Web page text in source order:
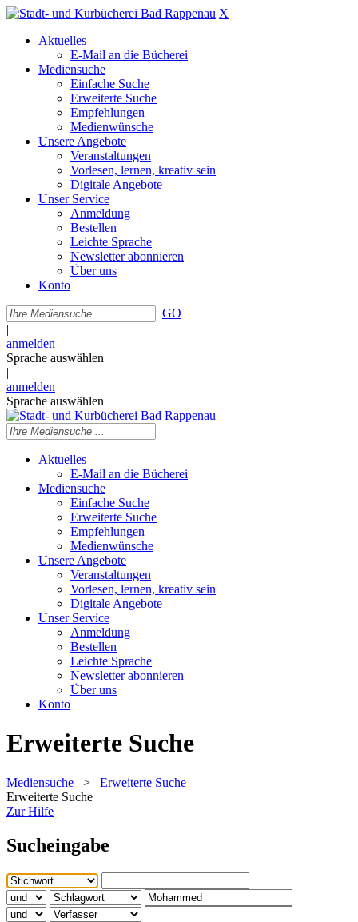
X
Aktuelles
E-Mail an die Bücherei
Mediensuche
Einfache Suche
Erweiterte Suche
Empfehlungen
Medienwünsche
Unsere Angebote
Veranstaltungen
Vorlesen, lernen, kreativ sein
Digitale Angebote
Unser Service
Anmeldung
Bestellen
Leichte Sprache
Newsletter abonnieren
Über uns
Konto
GO
|
anmelden
Sprache auswählen
|
anmelden
Sprache auswählen
Aktuelles
E-Mail an die Bücherei
Mediensuche
Einfache Suche
Erweiterte Suche
Empfehlungen
Medienwünsche
Unsere Angebote
Veranstaltungen
Vorlesen, lernen, kreativ sein
Digitale Angebote
Unser Service
Anmeldung
Bestellen
Leichte Sprache
Newsletter abonnieren
Über uns
Konto
Erweiterte Suche
Mediensuche > Erweiterte Suche
Erweiterte Suche
Zur Hilfe
Sucheingabe